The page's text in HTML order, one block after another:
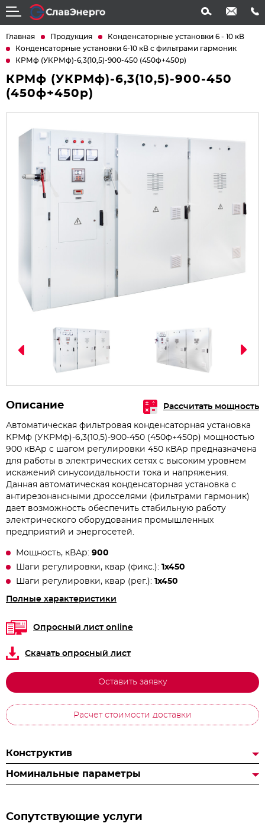
info@slavenergo.com
Главная Продукция
Конденсаторные установки 6 - 10 кВ
Конденсаторные установки 6-10 кВ с фильтрами гармоник
КРМф (УКРМф)-6,3(10,5)-900-450 (450ф+450р)
КРМф (УКРМф)-6,3(10,5)-900-450
(450ф+450р)
Описание Рассчитать мощность
Автоматическая фильтровая конденсаторная установка
КРМф (УКРМф)-6,3(10,5)-900-450 (450ф+450р) мощностью
900 кВАр с шагом регулировки 450 кВАр предназначена
для работы в электрических сетях с высоким уровнем
искажений синусоидальности тока и напряжения.
Данная автоматическая конденсаторная установка с
антирезонансными дросселями (фильтрами гармоник)
дает возможность обеспечить стабильную работу
электрического оборудования промышленных
предприятий и энергосетей.
Мощность, кВАр: 900
Шаги регулировки, квар (фикс.): 1х450
Шаги регулировки, квар (рег.): 1х450
Полные характеристики
Опросный лист online
Скачать опросный лист
Оставить заявку
Расчет стоимости доставки
Конструктив
Номинальные параметры
Сопутствующие услуги